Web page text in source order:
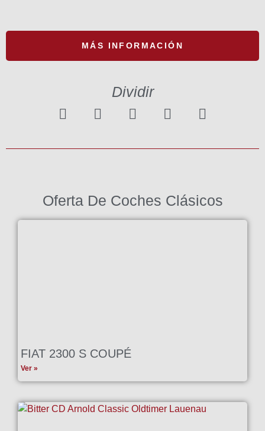
MÁS INFORMACIÓN
Dividir
Oferta De Coches Clásicos
FIAT 2300 S COUPÉ
Ver »